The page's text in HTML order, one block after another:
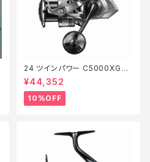
24 ツインパワー C5000XG
【継続セール_リール】【10】
¥44,352
10%OFF